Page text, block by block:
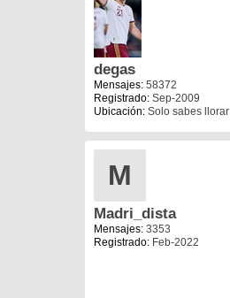
degas
Mensajes: 58372
Registrado: Sep-2009
Ubicación: Solo sabes llorar
M
Madri_dista
Mensajes: 3353
Registrado: Feb-2022